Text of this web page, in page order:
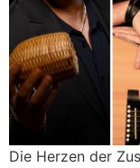
Die Herzen der